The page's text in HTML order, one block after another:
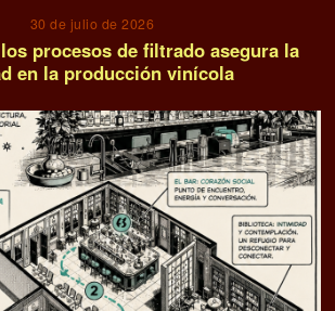
30 de julio de 2026
procesos de filtrado asegura la
en la producción vinícola